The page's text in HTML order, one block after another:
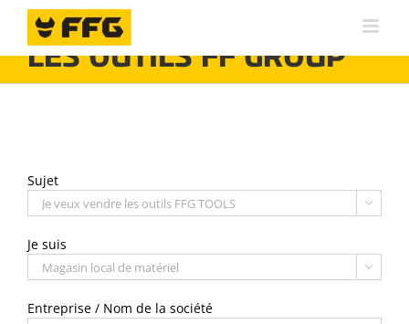
content
JE SOUHAITE VENDRE
LES OUTILS FF GROUP
Sujet

Je suis

Entreprise / Nom de la société